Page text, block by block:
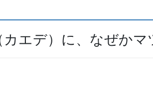
エデ）に、なぜかマ